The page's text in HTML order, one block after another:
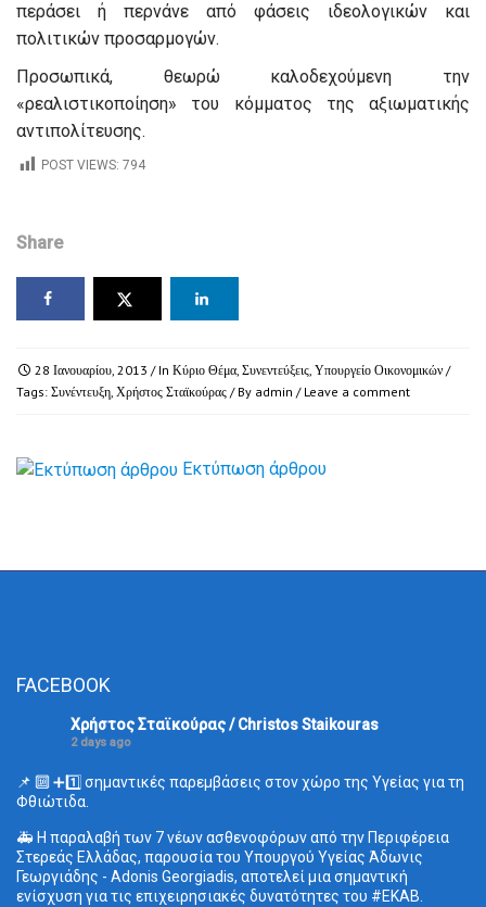
περάσει ή περνάνε από φάσεις ιδεολογικών και
πολιτικών προσαρμογών.
Προσωπικά, θεωρώ καλοδεχούμενη την
«ρεαλιστικοποίηση» του κόμματος της αξιωματικής
αντιπολίτευσης.
POST VIEWS: 794
Share
28 Ιανουαρίου, 2013 / In Κύριο Θέμα, Συνεντεύξεις, Υπουργείο Οικονομικών /
Tags: Συνέντευξη, Χρήστος Σταϊκούρας / By admin / Leave a comment
Εκτύπωση άρθρου
FACEBOOK
Χρήστος Σταϊκούρας / Christos Staikouras
2 days ago
📌 🔟 ➕1️⃣ σημαντικές παρεμβάσεις στον χώρο της Υγείας για τη
Φθιώτιδα.
🚑 Η παραλαβή των 7 νέων ασθενοφόρων από την Περιφέρεια
Στερεάς Ελλάδας, παρουσία του Υπουργού Υγείας Άδωνις
Γεωργιάδης - Adonis Georgiadis, αποτελεί μια σημαντική
ενίσχυση για τις επιχειρησιακές δυνατότητες του #ΕΚΑΒ.